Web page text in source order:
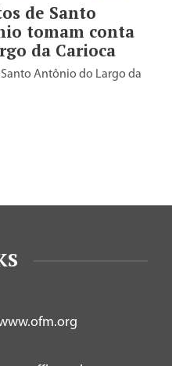
de Santo
tomam conta
da Carioca
Santo Antônio do Largo da